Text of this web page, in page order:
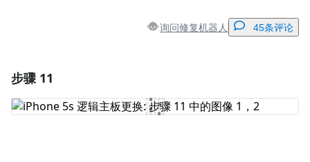
询问修复机器人 45条评论
添加评论
步骤 11